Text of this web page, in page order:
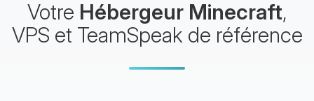
Votre Hébergeur Minecraft,
VPS et TeamSpeak de référence